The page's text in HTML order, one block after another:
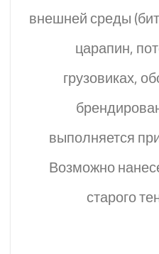
внешней среды
царапин,
грузовиках,
выполняется
Возможно
старого